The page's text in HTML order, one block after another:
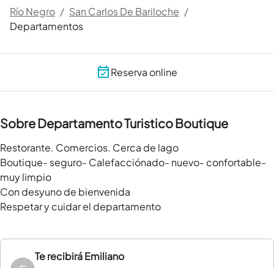
Río Negro / San Carlos De Bariloche /
Departamentos
Reserva online
Sobre Departamento Turistico Boutique
Restorante. Comercios. Cerca de lago
Boutique- seguro- Calefacciónado- nuevo- confortable-
muy limpio
Con desyuno de bienvenida
Respetar y cuidar el departamento
Te recibiráEmiliano